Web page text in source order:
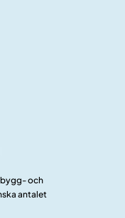
bygg- och
antalet